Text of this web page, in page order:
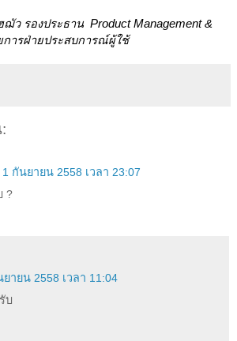
ว รองประธาน  Product Management &
การฝ่ายประสบการณ์ผู้ใช้
1 กันยายน 2558 เวลา 23:07
?
ยายน 2558 เวลา 11:04
บ